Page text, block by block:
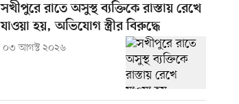
সখীপুরে রাতে অসুস্থ ব্যক্তিকে রাস্তায় রেখে
যাওয়া হয়, অভিযোগ স্ত্রীর বিরুদ্ধে
০৩ আগস্ট ২০২৬